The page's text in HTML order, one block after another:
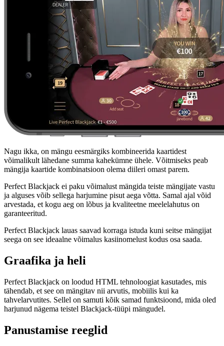
Nagu ikka, on mängu eesmärgiks kombineerida kaartidest
võimalikult lähedane summa kahekümne ühele. Võitmiseks peab
mängija kaartide kombinatsioon olema diileri omast parem.
Perfect Blackjack ei paku võimalust mängida teiste mängijate vastu
ja alguses võib sellega harjumine pisut aega võtta. Samal ajal võid
arvestada, et kogu aeg on lõbus ja kvaliteetne meelelahutus on
garanteeritud.
Perfect Blackjack lauas saavad korraga istuda kuni seitse mängijat
seega on see ideaalne võimalus kasiinomelust kodus osa saada.
Graafika ja heli
Perfect Blackjack on loodud HTML tehnoloogiat kasutades, mis
tähendab, et see on mängitav nii arvutis, mobiilis kui ka
tahvelarvutites. Sellel on samuti kõik samad funktsioond, mida oled
harjunud nägema teistel Blackjack-tüüpi mängudel.
Panustamise reeglid